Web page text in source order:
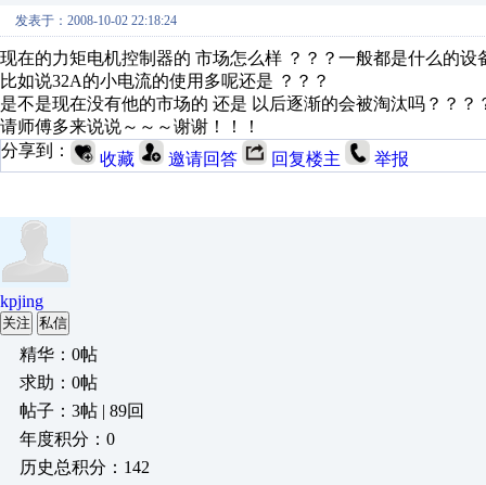
发表于：2008-10-02 22:18:24
现在的力矩电机控制器的 市场怎么样 ？？？一般都是什么的设
比如说32A的小电流的使用多呢还是 ？？？
是不是现在没有他的市场的 还是 以后逐渐的会被淘汰吗？？？
请师傅多来说说～～～谢谢！！！
分享到：
收藏 邀请回答 回复楼主 举报
kpjing
关注 私信
精华：0帖
求助：0帖
帖子：3帖 | 89回
年度积分：0
历史总积分：142